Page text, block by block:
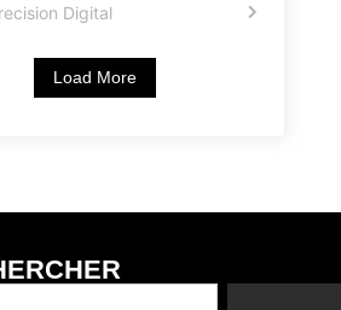
Digital
Load More